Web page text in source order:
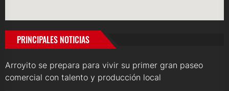
PRINCIPALES NOTICIAS
Arroyito se prepara para vivir su primer gran paseo
comercial con talento y producción local